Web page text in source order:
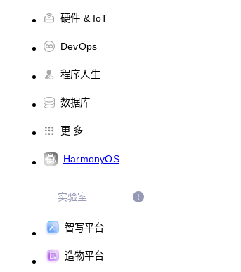
硬件 & IoT
DevOps
程序人生
数据库
更 多
HarmonyOS
实验室
智写平台
造物平台